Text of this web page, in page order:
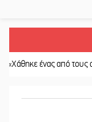
ένας από τους απλούς,